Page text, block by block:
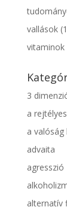
vallások
vitaminok
3
a
a
advaita
agresszió
alternatív